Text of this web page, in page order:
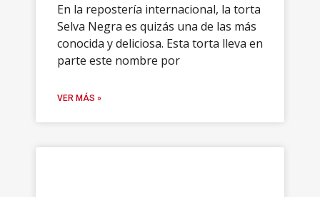
En la repostería internacional, la torta
Selva Negra es quizás una de las más
conocida y deliciosa. Esta torta lleva en
parte este nombre por
VER MÁS »